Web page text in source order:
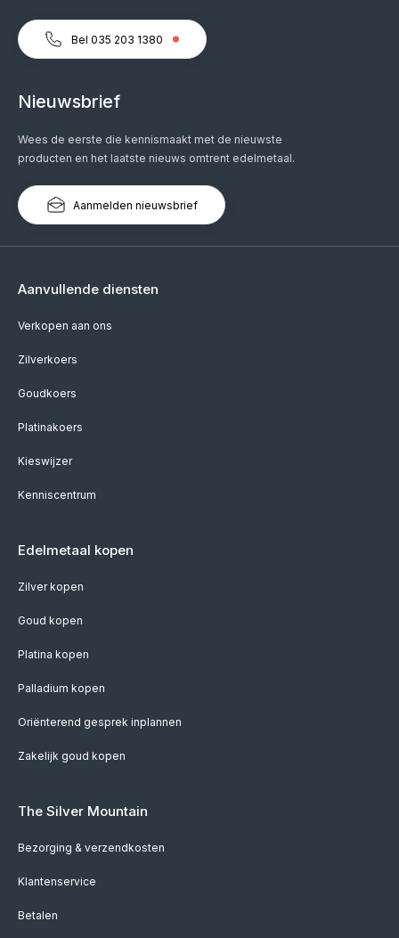
Bel 035 203 1380
Nieuwsbrief
Wees de eerste die kennismaakt met de nieuwste
producten en het laatste nieuws omtrent edelmetaal.
Aanmelden nieuwsbrief
Aanvullende diensten
Verkopen aan ons
Zilverkoers
Goudkoers
Platinakoers
Kieswijzer
Kenniscentrum
Edelmetaal kopen
Zilver kopen
Goud kopen
Platina kopen
Palladium kopen
Oriënterend gesprek inplannen
Zakelijk goud kopen
The Silver Mountain
Bezorging & verzendkosten
Klantenservice
Betalen